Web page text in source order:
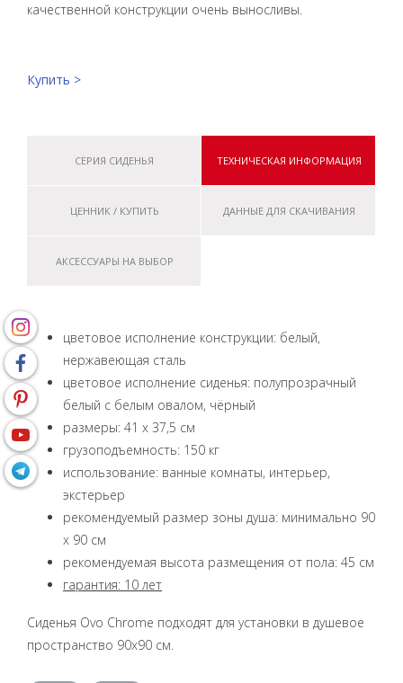
качественной конструкции очень выносливы.
Купить >
СЕРИЯ СИДЕНЬЯ ТЕХНИЧЕСКАЯ ИНФОРМАЦИЯ
ЦЕННИК / КУПИТЬ ДАННЫЕ ДЛЯ СКАЧИВАНИЯ
АКСЕССУАРЫ НА ВЫБОР
цветовое исполнение конструкции: белый,
нержавеющая сталь
цветовое исполнение сиденья: полупрозрачный
белый с белым овалом, чёрный
размеры: 41 x 37,5 см
грузоподъемность: 150 кг
использование: ванные комнаты, интерьер,
экстерьер
рекомендуемый размер зоны душа: минимально 90
x 90 см
рекомендуемая высота размещения от пола: 45 см
гарантия: 10 лет
Сиденья Ovo Chrome подходят для установки в душевое
пространство 90x90 см.